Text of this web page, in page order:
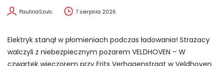
PaulinaSzulc 7 sierpnia 2026
Elektryk stanął w płomieniach podczas ładowania! Strażacy
walczyli z niebezpiecznym pożarem VELDHOVEN – W
czwartek wieczorem przy Frits Verhagenstraat w Veldhoven